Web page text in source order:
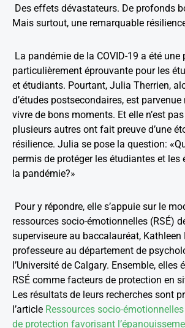
Des effets dévastateurs. De profonds
Mais surtout, une remarquable
La pandémie de la COVID-19 a été une
particulièrement éprouvante pour les
et étudiants. Pourtant, Julia Therrien,
d’études postsecondaires, est
vivre de bons moments. Et elle n’est
plusieurs autres ont fait preuve d’une
résilience. Julia se pose la question:
permis de protéger les étudiantes et
la pandémie?»
Pour y répondre, elle s’appuie sur le
ressources socio-émotionnelles (RSÉ)
superviseure au baccalauréat, Kathleen
professeure au département de
l’Université de Calgary. Ensemble, elles
RSÉ comme facteurs de protection en
Les résultats de leurs recherches sont
l’article Ressources socio-
de protection favorisant